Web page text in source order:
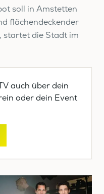
soll in Amstetten
flächendeckender
startet die Stadt im
auch über dein
oder dein Event